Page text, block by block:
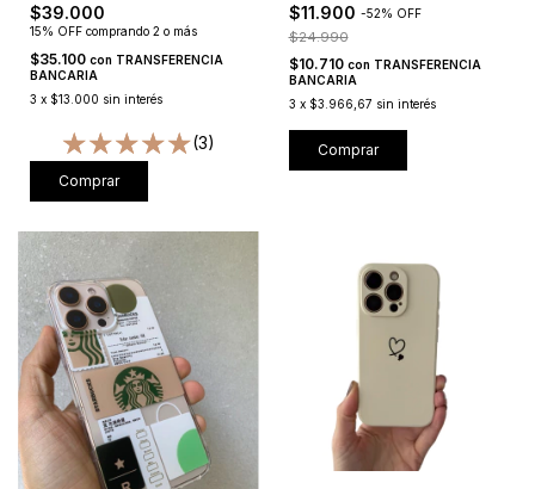
$39.000
15% OFF comprando 2 o más
$35.100 con TRANSFERENCIA
BANCARIA
3 x $13.000 sin interés
(3)
Comprar
$11.900 -52% OFF
$24.990
$10.710 con TRANSFERENCIA
BANCARIA
3 x $3.966,67 sin interés
Comprar